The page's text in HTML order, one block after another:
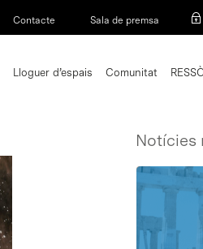
Contacte Sala de premsa
Lloguer d’espais Comunitat
Notícies